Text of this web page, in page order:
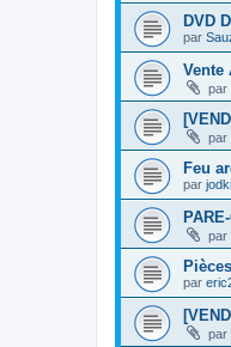
DVD
par
Vente
par
par
Feu
par
par
par
par